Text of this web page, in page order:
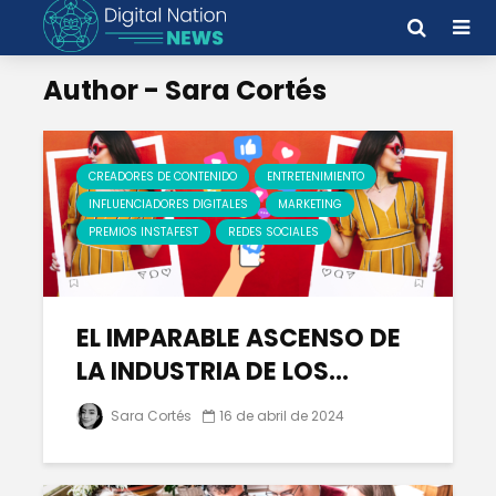
Author - Sara Cortés
CREADORES DE CONTENIDO
ENTRETENIMIENTO
INFLUENCIADORES DIGITALES
MARKETING
PREMIOS INSTAFEST
REDES SOCIALES
EL IMPARABLE ASCENSO DE
LA INDUSTRIA DE LOS...
Sara Cortés 16 de abril de 2024